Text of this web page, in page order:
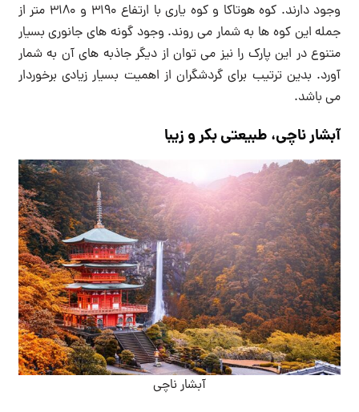
وجود دارند. کوه هوتاکا و کوه یاری با ارتفاع 3190 و 3180 متر از
جمله این کوه ها به شمار می روند. وجود گونه های جانوری بسیار
متنوع در این پارک را نیز می توان از دیگر جاذبه های آن به شمار
آورد. بدین ترتیب برای گردشگران از اهمیت بسیار زیادی برخوردار
می باشد.
آبشار ناچی، طبیعتی بکر و زیبا
آبشار ناچی